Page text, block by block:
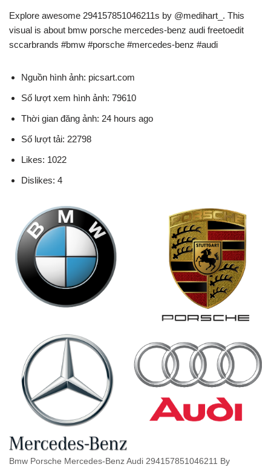
Explore awesome 294157851046211s by @medihart_. This
visual is about bmw porsche mercedes-benz audi freetoedit
sccarbrands #bmw #porsche #mercedes-benz #audi
Nguồn hình ảnh: picsart.com
Số lượt xem hình ảnh: 79610
Thời gian đăng ảnh: 24 hours ago
Số lượt tải: 22798
Likes: 1022
Dislikes: 4
Bmw Porsche Mercedes-Benz Audi 294157851046211 By